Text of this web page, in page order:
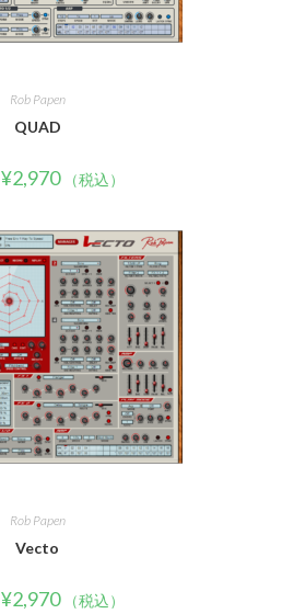
Rob Papen
QUAD
¥2,970 （税込）
Rob Papen
Vecto
¥2,970 （税込）